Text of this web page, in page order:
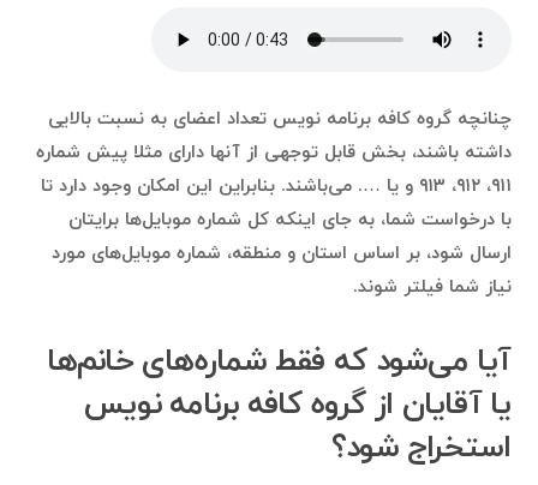
چنانچه گروه کافه برنامه نویس تعداد اعضای به نسبت بالایی
داشته باشند، بخش قابل توجهی از آنها دارای مثلا پیش شماره
۹۱۱، ۹۱۲، ۹۱۳ و یا …. می‌باشند. بنابراین این امکان وجود دارد تا
با درخواست شما، به جای اینکه کل شماره موبایل‌ها برایتان
ارسال شود، بر اساس استان و منطقه، شماره موبایل‌های مورد
نیاز شما فیلتر شوند.
آیا می‌شود که فقط شماره‌های خانم‌ها
یا آقایان از گروه کافه برنامه نویس
استخراج شود؟